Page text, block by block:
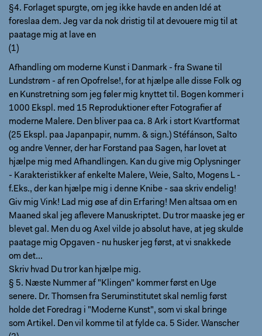
§4. Forlaget spurgte, om jeg ikke havde en anden Idé at
foreslaa dem. Jeg var da nok dristig til at devouere mig til at
paatage mig at lave en
(1)
Afhandling om moderne Kunst i Danmark - fra Swane til
Lundstrøm - af ren Opofrelse!, for at hjælpe alle disse Folk og
en Kunstretning som jeg føler mig knyttet til. Bogen kommer i
1000 Ekspl. med 15 Reproduktioner efter Fotografier af
moderne Malere. Den bliver paa ca. 8 Ark i stort Kvartformat
(25 Ekspl. paa Japanpapir, numm. & sign.) Stéfánson, Salto
og andre Venner, der har Forstand paa Sagen, har lovet at
hjælpe mig med Afhandlingen. Kan du give mig Oplysninger
- Karakteristikker af enkelte Malere, Weie, Salto, Mogens L -
f.Eks., der kan hjælpe mig i denne Knibe - saa skriv endelig!
Giv mig Vink! Lad mig øse af din Erfaring! Men altsaa om en
Maaned skal jeg aflevere Manuskriptet. Du tror maaske jeg er
blevet gal. Men du og Axel vilde jo absolut have, at jeg skulde
paatage mig Opgaven - nu husker jeg først, at vi snakkede
om det...
Skriv hvad Du tror kan hjælpe mig.
§ 5. Næste Nummer af "Klingen" kommer først en Uge
senere. Dr. Thomsen fra Seruminstitutet skal nemlig først
holde det Foredrag i "Moderne Kunst", som vi skal bringe
som Artikel. Den vil komme til at fylde ca. 5 Sider. Wanscher